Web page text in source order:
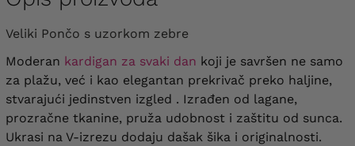
Veliki Pončo s uzorkom zebre
Moderan kardigan za svaki dan koji je savršen ne samo
za plažu, već i kao elegantan prekrivač preko haljine,
stvarajući jedinstven izgled . Izrađen od lagane,
prozračne tkanine, pruža udobnost i zaštitu od sunca.
Ukrasi na V-izrezu dodaju dašak šika i originalnosti.